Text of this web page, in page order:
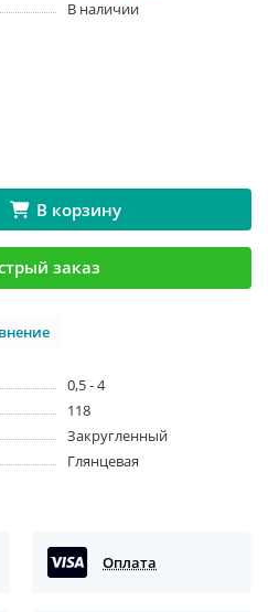
В наличии
В корзину
заказ
0,5 - 4
118
Закругленный
Глянцевая
Оплата